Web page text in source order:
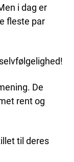
i dag er
fleste par
De
rent og
til deres